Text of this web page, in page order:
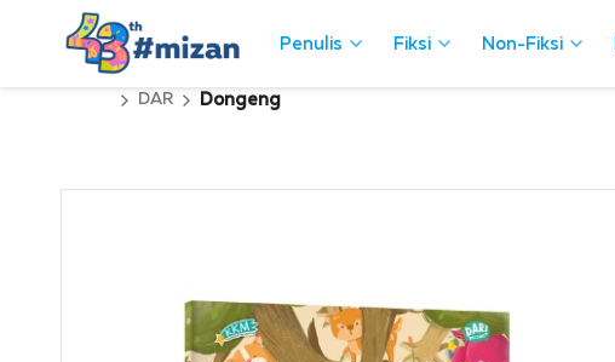
Penulis Fiksi Non-Fiksi
Penulis Fiksi Non-Fiksi
DAR Dongeng